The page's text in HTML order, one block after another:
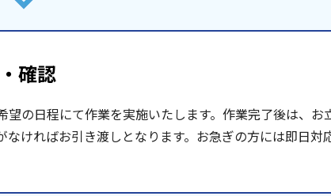
確認
望の日程にて作業を実施いたします。作業完了後は、お
なければお引き渡しとなります。お急ぎの方には即日対